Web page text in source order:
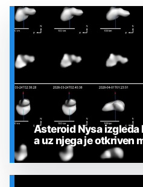
Asteroid Nysa izgleda
a uz njega je otkriven